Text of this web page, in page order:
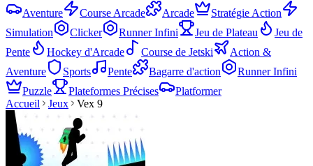
Aventure
Course Arcade Arcade
Stratégie Action
Simulation
Clicker Runner Infini Jeu de Plateau
Jeu de
Pente
Hockey d'Arcade Course de Jetski
Action &
Aventure
Sports Pente Bagarre d'action
Runner Infini
Puzzle
Plateformes Précises
Platformer
Accueil
Jeux Vex 9